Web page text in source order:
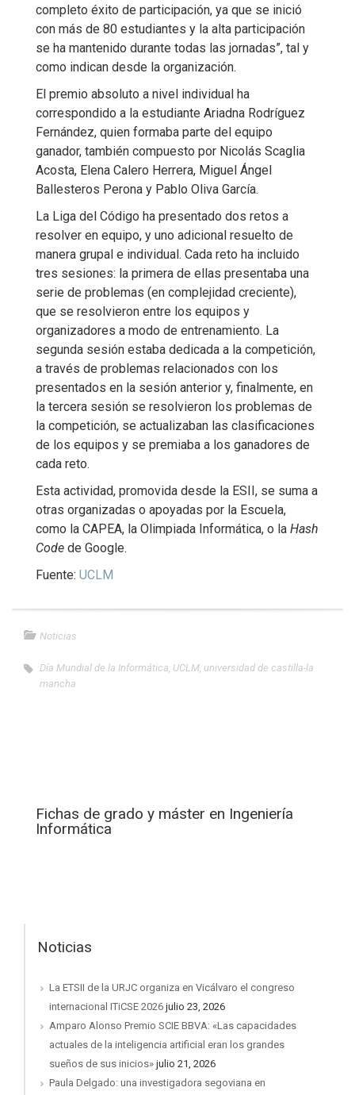
completo éxito de participación, ya que se inició
con más de 80 estudiantes y la alta participación
se ha mantenido durante todas las jornadas”, tal y
como indican desde la organización.
El premio absoluto a nivel individual ha
correspondido a la estudiante Ariadna Rodríguez
Fernández, quien formaba parte del equipo
ganador, también compuesto por Nicolás Scaglia
Acosta, Elena Calero Herrera, Miguel Ángel
Ballesteros Perona y Pablo Oliva García.
La Liga del Código ha presentado dos retos a
resolver en equipo, y uno adicional resuelto de
manera grupal e individual. Cada reto ha incluido
tres sesiones: la primera de ellas presentaba una
serie de problemas (en complejidad creciente),
que se resolvieron entre los equipos y
organizadores a modo de entrenamiento. La
segunda sesión estaba dedicada a la competición,
a través de problemas relacionados con los
presentados en la sesión anterior y, finalmente, en
la tercera sesión se resolvieron los problemas de
la competición, se actualizaban las clasificaciones
de los equipos y se premiaba a los ganadores de
cada reto.
Esta actividad, promovida desde la ESII, se suma a
otras organizadas o apoyadas por la Escuela,
como la CAPEA, la Olimpiada Informática, o la Hash
Code de Google.
Fuente: UCLM
Noticias
Día Mundial de la Informática, UCLM, universidad de castilla-la
mancha
Fichas de grado y máster en Ingeniería
Informática
Noticias
La ETSII de la URJC organiza en Vicálvaro el congreso
internacional ITiCSE 2026 julio 23, 2026
Amparo Alonso Premio SCIE BBVA: «Las capacidades
actuales de la inteligencia artificial eran los grandes
sueños de sus inicios» julio 21, 2026
Paula Delgado: una investigadora segoviana en